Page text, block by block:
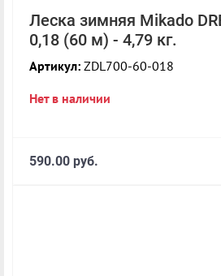
Леска зимняя Mikado
0,18 (60 м) - 4,79 кг.
Артикул: ZDL700-60-018
Нет в наличии
590.00 руб.